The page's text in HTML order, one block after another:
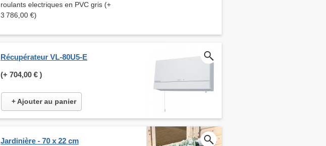
roulants electriques en PVC gris (+
3 786,00 €)
Récupérateur VL-80U5-E
(+ 704,00 € )
+ Ajouter au panier
Jardinière - 70 x 22 cm